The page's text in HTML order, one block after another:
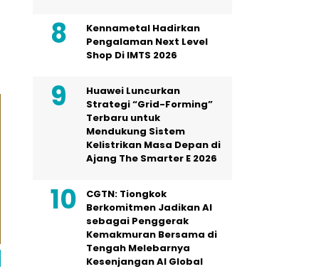
Kennametal Hadirkan
Pengalaman Next Level
Shop Di IMTS 2026
Huawei Luncurkan
Strategi “Grid-Forming”
Terbaru untuk
Mendukung Sistem
Kelistrikan Masa Depan di
Ajang The Smarter E 2026
CGTN: Tiongkok
Berkomitmen Jadikan AI
sebagai Penggerak
Kemakmuran Bersama di
Tengah Melebarnya
Kesenjangan AI Global